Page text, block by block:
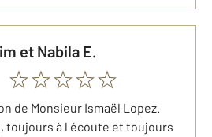
et Nabila E.
de Monsieur Ismaël Lopez.
toujours à l écoute et toujours